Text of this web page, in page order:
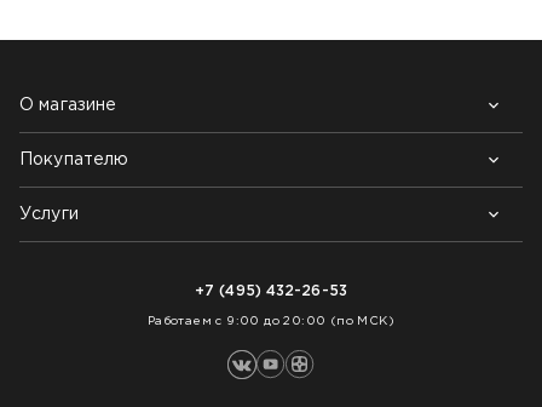
О магазине
Почему выбирают нас
Контакты
Блог
Покупателю
Возврат товара
Как заказать
Услуги
+7 (495) 432-26-53
Работаем с 9:00 до 20:00 (по МСК)